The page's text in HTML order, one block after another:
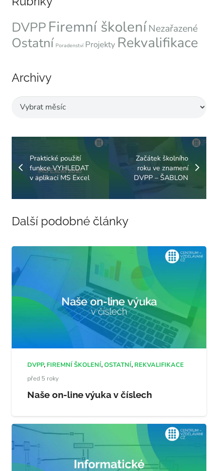
DVPPFiremní školeníNezařazené
Ostatní Poradenství Projekty Rekvalifikace
Archivy
Archivy
Praktické použití
funkce VYHLEDAT
v aplikaci MS Excel
Začátek školního
roku ve znamení
DVPP – ŠABLON
Další podobné články
DVPP, FIREMNÍ ŠKOLENÍ,OSTATNÍ, REKVALIFIKACE
před 5 roky
Naše on-line výuka v číslech